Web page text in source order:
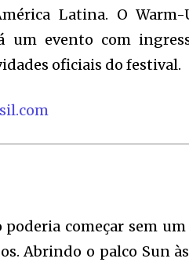
Latina. O Warm-
um evento com
oficiais do festival.
começar sem um
Abrindo o palco Sun às